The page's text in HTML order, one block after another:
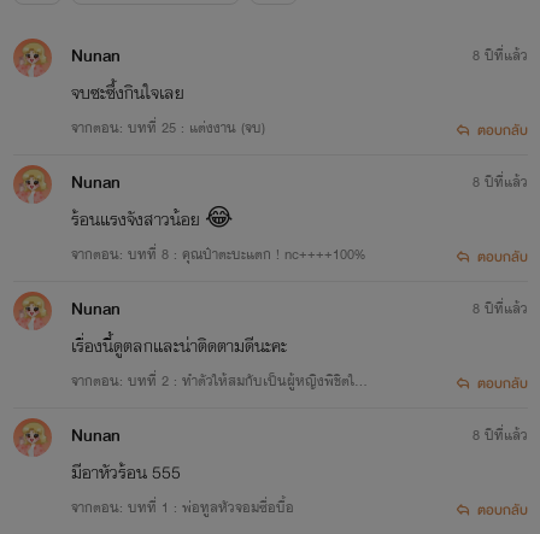
Nunan
จบซะซึ้งกินใจเลย
จากตอน: บทที่ 25 : แต่งงาน (จบ)
8 ปีที่แล้ว
ตอบกลับ
Nunan
ร้อนแรงจังสาวน้อย 😂
จากตอน: บทที่ 8 : คุณป๋าตะบะแตก ! nc++++100%
8 ปีที่แล้ว
ตอบกลับ
Nunan
เรื่องนี้ดูตลกและน่าติดตามดีนะคะ
จากตอน: บทที่ 2 : ทำตัวให้สมกับเป็นผู้หญิงพิชิตใจคุ
8 ปีที่แล้ว
ตอบกลับ
Nunan
มีอาหัวร้อน 555
จากตอน: บทที่ 1 : พ่อทูลหัวจอมซื่อบื้อ
8 ปีที่แล้ว
ตอบกลับ